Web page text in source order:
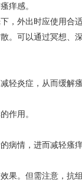
痒感。
外出时应使用合
。可以通过冥想、
炎症，从而缓解
作用。
病情，进而减轻
。但需注意，抗